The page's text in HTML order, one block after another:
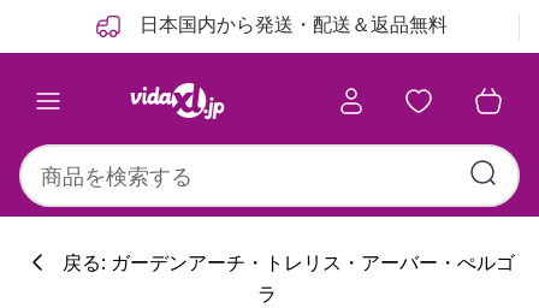
日本国内から発送・配送＆返品無料
戻る: ガーデンアーチ・トレリス・アーバー・ぺルゴ
ラ